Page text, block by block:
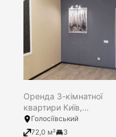
Оренда 3-кімнатної
квартири Київ,
Голосіївський район,
Велика Васильківська
Голосіївський
72,0 м²
3